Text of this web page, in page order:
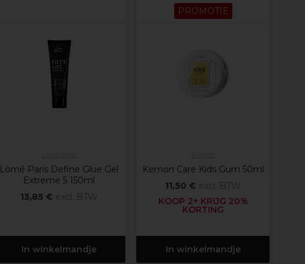
Lômé Paris Define Glue Gel
Extreme 5 150ml
13,85 € excl. BTW
In winkelmandje
PROMOTIE
Kemon Care Kids Gum 50ml
11,50 € excl. BTW
KOOP 2+ KRIJG 20%
KORTING
In winkelmandje